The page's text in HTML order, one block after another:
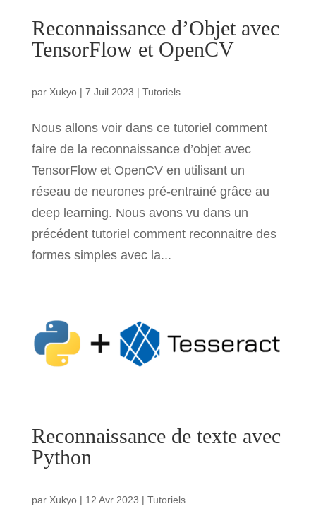
Reconnaissance d’Objet avec
TensorFlow et OpenCV
par Xukyo| 7 Juil 2023 | Tutoriels
Nous allons voir dans ce tutoriel comment
faire de la reconnaissance d’objet avec
TensorFlow et OpenCV en utilisant un
réseau de neurones pré-entrainé grâce au
deep learning. Nous avons vu dans un
précédent tutoriel comment reconnaitre des
formes simples avec la...
Reconnaissance de texte avec
Python
par Xukyo| 12 Avr 2023 | Tutoriels